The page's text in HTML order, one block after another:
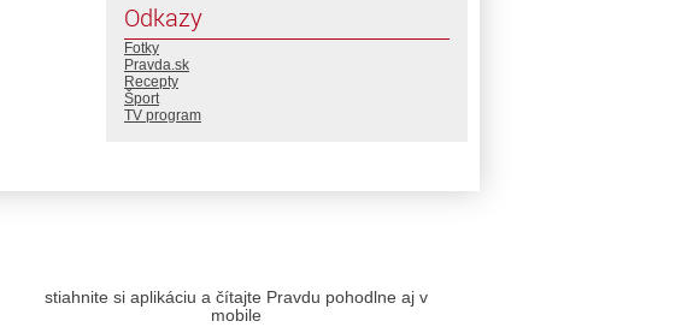
Odkazy
Fotky
Pravda.sk
Recepty
Šport
TV program
stiahnite si aplikáciu a čítajte Pravdu pohodlne aj v
mobile